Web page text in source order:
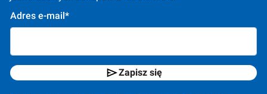
Adres e-mail*
Zapisz się